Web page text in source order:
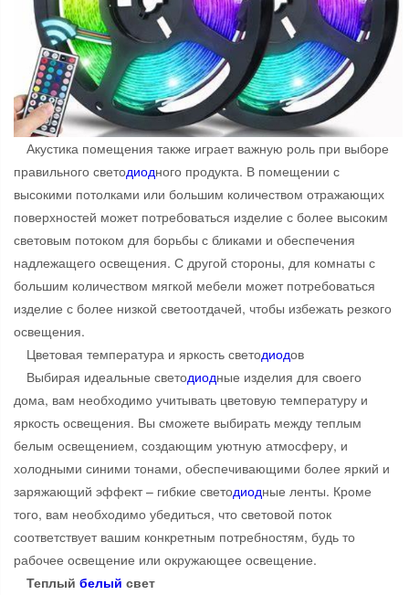
Акустика помещения также играет важную роль при выборе
правильного светодиодного продукта. В помещении с
высокими потолками или большим количеством отражающих
поверхностей может потребоваться изделие с более высоким
световым потоком для борьбы с бликами и обеспечения
надлежащего освещения. С другой стороны, для комнаты с
большим количеством мягкой мебели может потребоваться
изделие с более низкой светоотдачей, чтобы избежать резкого
освещения.
Цветовая температура и яркость светодиодов
Выбирая идеальные светодиодные изделия для своего
дома, вам необходимо учитывать цветовую температуру и
яркость освещения. Вы сможете выбирать между теплым
белым освещением, создающим уютную атмосферу, и
холодными синими тонами, обеспечивающими более яркий и
заряжающий эффект – гибкие светодиодные ленты. Кроме
того, вам необходимо убедиться, что световой поток
соответствует вашим конкретным потребностям, будь то
рабочее освещение или окружающее освещение.
Теплый белый свет